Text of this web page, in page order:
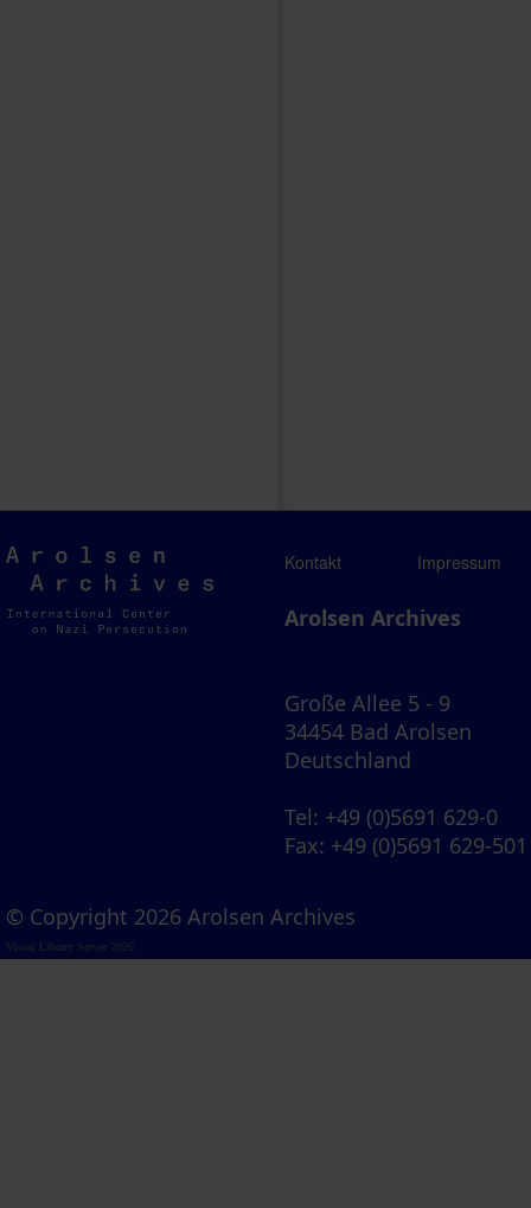
Arolsen
Archives
Kontakt Impressum
Arolsen Archives
Große Allee 5 - 9
34454 Bad Arolsen
Deutschland
Tel: +49 (0)5691 629-0
Fax: +49 (0)5691 629-501
© Copyright 2026 Arolsen Archives
Visual Library Server 2026